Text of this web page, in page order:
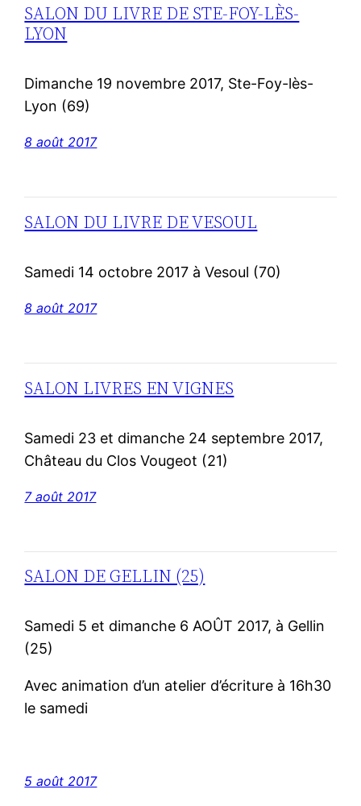
SALON DU LIVRE DE STE-FOY-LÈS-
LYON
Dimanche 19 novembre 2017, Ste-Foy-lès-
Lyon (69)
8 août 2017
SALON DU LIVRE DE VESOUL
Samedi 14 octobre 2017 à Vesoul (70)
8 août 2017
SALON LIVRES EN VIGNES
Samedi 23 et dimanche 24 septembre 2017,
Château du Clos Vougeot (21)
7 août 2017
SALON DE GELLIN (25)
Samedi 5 et dimanche 6 AOÛT 2017, à Gellin
(25)
Avec animation d’un atelier d’écriture à 16h30
le samedi
5 août 2017